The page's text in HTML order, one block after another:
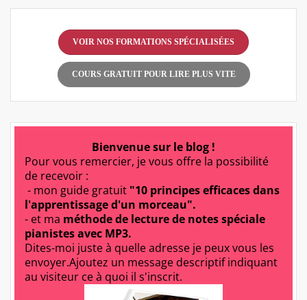
VOIR NOS FORMATIONS SPÉCIALISÉES
COURS GRATUIT POUR LIRE PLUS VITE